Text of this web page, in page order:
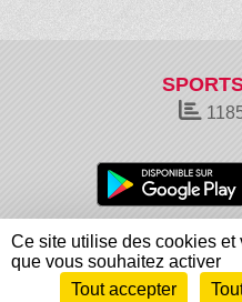
Charte cookies
Informations légales
Envie de participer ?
Ce site utilise des cookies
que vous souhaitez activer
Tout accepter